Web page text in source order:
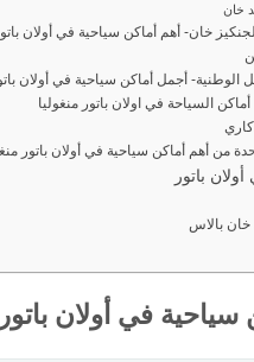
خان
خان- أهم أماكن سياحية في أولان
الوطنية- أجمل أماكن سياحية في أولان
السياحة في اولان باتور منغوليا
من أهم أماكن سياحية في أولان باتور
باتور
بالاس